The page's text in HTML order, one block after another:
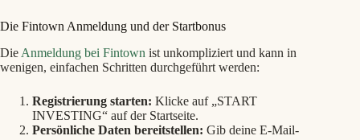
Die Fintown Anmeldung und der Startbonus
Die Anmeldung bei Fintown ist unkompliziert und kann in
wenigen, einfachen Schritten durchgeführt werden:
Registrierung starten: Klicke auf „START
INVESTING“ auf der Startseite.
Persönliche Daten bereitstellen: Gib deine E-Mail-